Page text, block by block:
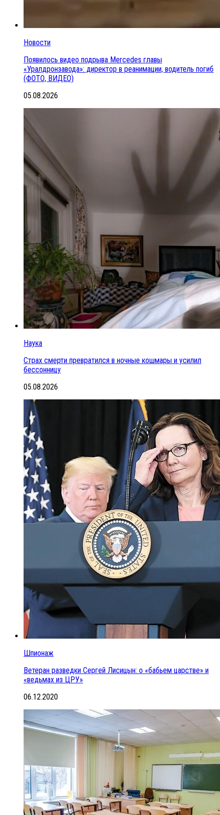
Новости
Появилось видео подрыва Mercedes главы
«Уралдронзавода»: директор в реанимации, водитель погиб
(ФОТО, ВИДЕО)
05.08.2026
Наука
Страх смерти превратился в ночные кошмары и усилил
бессонницу
05.08.2026
Шпионаж
Ветеран разведки Сергей Лисицын: о «бабьем царстве» и
«ведьмах из ЦРУ»
06.12.2020